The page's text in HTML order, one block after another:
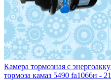
Камера тормозная с
тормоза камаз 5490 fa1066н -